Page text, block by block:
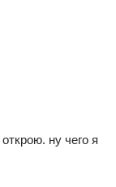
ну чего я